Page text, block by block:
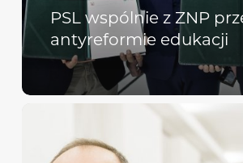
PSL wspólnie z ZNP
antyreformie edukacji